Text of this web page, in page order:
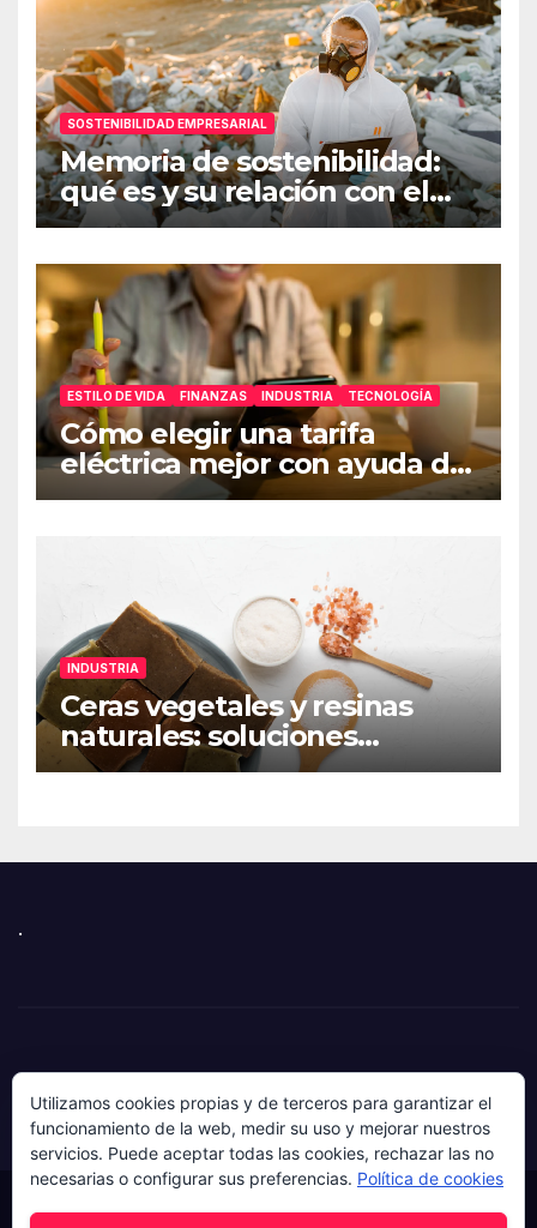
SOSTENIBILIDAD EMPRESARIAL
Memoria de sostenibilidad:
qué es y su relación con el
ESG
ESTILO DE VIDA FINANZAS INDUSTRIA TECNOLOGÍA
Cómo elegir una tarifa
eléctrica mejor con ayuda de
una app de ahorro
INDUSTRIA
Ceras vegetales y resinas
naturales: soluciones
sostenibles para
.
Funciona gracias a WordPress|Tema: News Hunt de
Utilizamos cookies propias y de terceros para garantizar el
funcionamiento de la web, medir su uso y mejorar nuestros
servicios. Puede aceptar todas las cookies, rechazar las no
necesarias o configurar sus preferencias. Política de cookies